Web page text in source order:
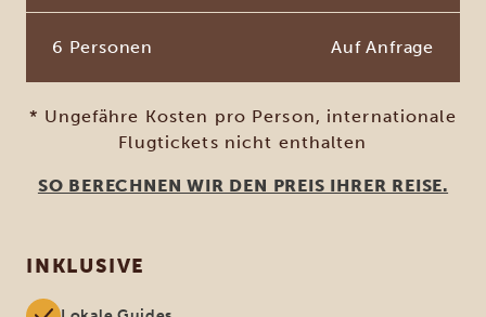
6 Personen Auf Anfrage
* Ungefähre Kosten pro Person, internationale
Flugtickets nicht enthalten
SO BERECHNEN WIR DEN PREIS IHRER REISE.
INKLUSIVE